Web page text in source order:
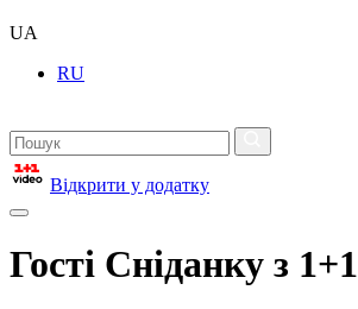
UA
RU
Відкрити у додатку
Гості Сніданку з 1+1